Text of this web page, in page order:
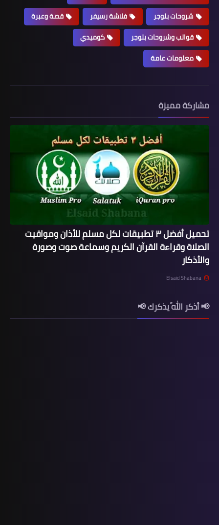
شروحات بلوجر
فلاشة رسيفر
قصة وعبرة
قوالب وشروحات بلوجر
كوميدي
معلومات عامة
مشاركة مميزة
تحميل أفضل ٣ تطبيقات لكل مسلم للأذان ومواقيت
الصلاة وقراءة القرآن الكريم وسماعة صوت وصورة
والأذكار
Elsaid Shabana
📢 أذكر اللّه يذكرك 📢